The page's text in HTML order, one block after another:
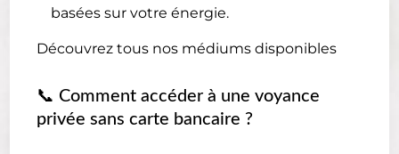
basées sur votre énergie.
Découvrez tous nos médiums disponibles
📞 Comment accéder à une voyance
privée sans carte bancaire ?